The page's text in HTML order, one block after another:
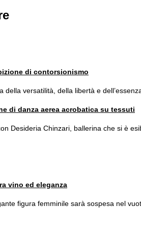
di contorsionismo
della versatilità, della libertà e
di danza aerea acrobatica su tessuti
Desideria Chinzari, ballerina che si è
vino ed eleganza
figura femminile sarà sospesa nel